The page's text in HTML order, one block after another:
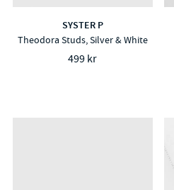
SYSTER P
Theodora Studs, Silver & White
499 kr